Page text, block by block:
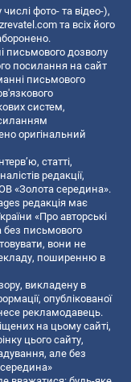
фото- та відео-),
та всіх його
письмового дозволу
посилання на сайт
письмового
систем,
оригінальний
статті,
редакції,
«Золота середина».
редакція має
«Про авторські
без письмового
вони не
поширенню в
викладену в
опублікованої
рекламодавець.
на цьому сайті,
цього сайту,
але без